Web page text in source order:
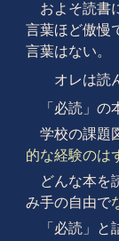
およそ読書
言葉ほど傲慢
言葉はない。
オレは読
「必読」の
学校の課題
的な経験のは
どんな本を
み手の自由で
「必読」